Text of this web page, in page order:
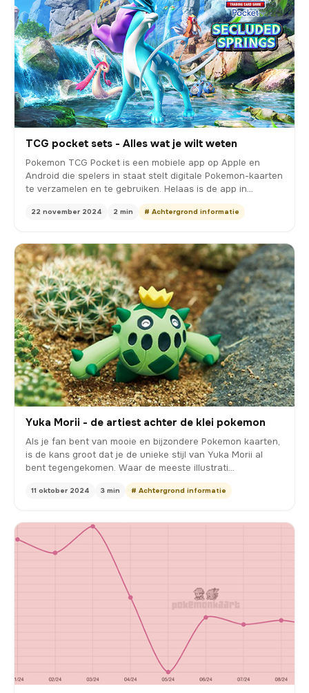
TCG pocket sets - Alles wat je wilt weten
Pokemon TCG Pocket is een mobiele app op Apple en
Android die spelers in staat stelt digitale Pokemon-kaarten
te verzamelen en te gebruiken. Helaas is de app in…
22 november 2024 2 min # Achtergrond informatie
Yuka Morii - de artiest achter de klei pokemon
Als je fan bent van mooie en bijzondere Pokemon kaarten,
is de kans groot dat je de unieke stijl van Yuka Morii al
bent tegengekomen. Waar de meeste illustrati…
11 oktober 2024 3 min # Achtergrond informatie